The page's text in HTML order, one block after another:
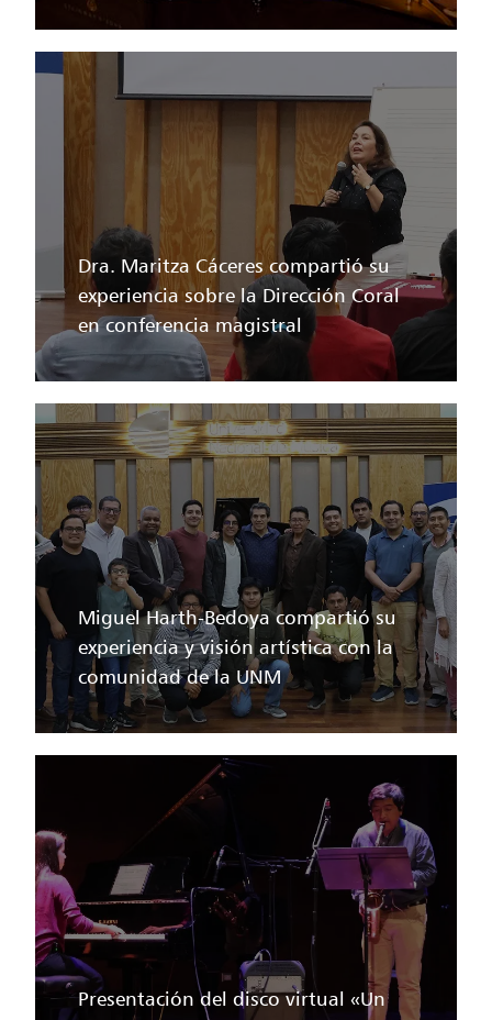
Dra. Maritza Cáceres compartió su
experiencia sobre la Dirección Coral
en conferencia magistral
Miguel Harth-Bedoya compartió su
experiencia y visión artística con la
comunidad de la UNM
Presentación del disco virtual «Un